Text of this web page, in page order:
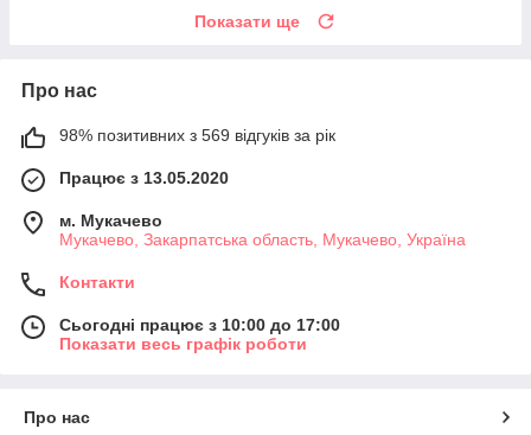
Показати ще
Про нас
98% позитивних з 569 відгуків за рік
Працює з 13.05.2020
м. Мукачево
Мукачево, Закарпатська область, Мукачево, Україна
Контакти
Сьогодні працює з 10:00 до 17:00
Показати весь графік роботи
Про нас